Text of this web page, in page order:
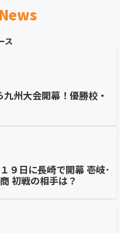
ス
州大会開幕！優勝校・
９日に長崎で開幕 壱岐･
初戦の相手は？